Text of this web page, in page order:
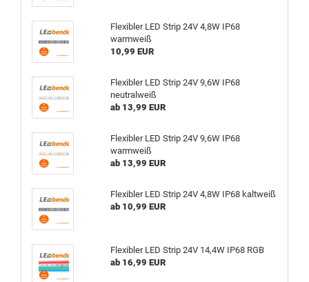
Flexibler LED Strip 24V 4,8W IP68
warmweiß
10,99 EUR
Flexibler LED Strip 24V 9,6W IP68
neutralweiß
ab 13,99 EUR
Flexibler LED Strip 24V 9,6W IP68
warmweiß
ab 13,99 EUR
Flexibler LED Strip 24V 4,8W IP68 kaltweiß
ab 10,99 EUR
Flexibler LED Strip 24V 14,4W IP68 RGB
ab 16,99 EUR